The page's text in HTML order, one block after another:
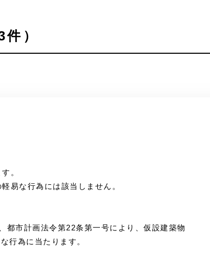
）
。
易な行為には該当しません。
都市計画法令第22条第一号により、仮設建築物
行為に当たります。